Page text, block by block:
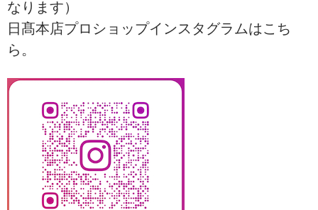
なります）
日髙本店プロショップインスタグラムはこち
ら。